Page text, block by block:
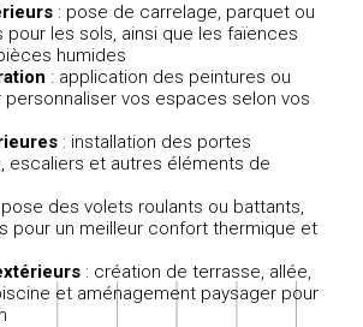
: pose de carrelage, parquet ou
les sols, ainsi que les faïences
humides
: application des peintures ou
vos espaces selon vos
: installation des portes
escaliers et autres éléments de
pose des volets roulants ou battants,
pour un meilleur confort thermique et
: création de terrasse, allée,
et aménagement paysager pour